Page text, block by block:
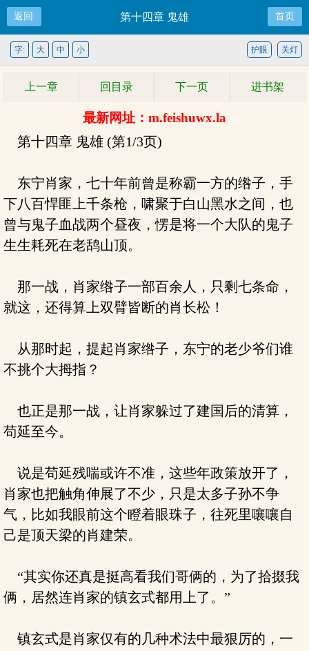
返回 第十四章 鬼雄 首页
关灯
护眼
字: 大 中 小
上一章 回目录 下一页 进书架
最新网址：m.feishuwx.la
第十四章 鬼雄 (第1/3页)
东宁肖家，七十年前曾是称霸一方的绺子，手
下八百悍匪上千条枪，啸聚于白山黑水之间，也
曾与鬼子血战两个昼夜，愣是将一个大队的鬼子
生生耗死在老鸹山顶。
那一战，肖家绺子一部百余人，只剩七条命，
就这，还得算上双臂皆断的肖长松！
从那时起，提起肖家绺子，东宁的老少爷们谁
不挑个大拇指？
也正是那一战，让肖家躲过了建国后的清算，
苟延至今。
说是苟延残喘或许不准，这些年政策放开了，
肖家也把触角伸展了不少，只是太多子孙不争
气，比如我眼前这个瞪着眼珠子，往死里嚷嚷自
己是顶天梁的肖建荣。
“其实你还真是挺高看我们哥俩的，为了拾掇我
俩，居然连肖家的镇玄式都用上了。”
镇玄式是肖家仅有的几种术法中最狠厉的，一